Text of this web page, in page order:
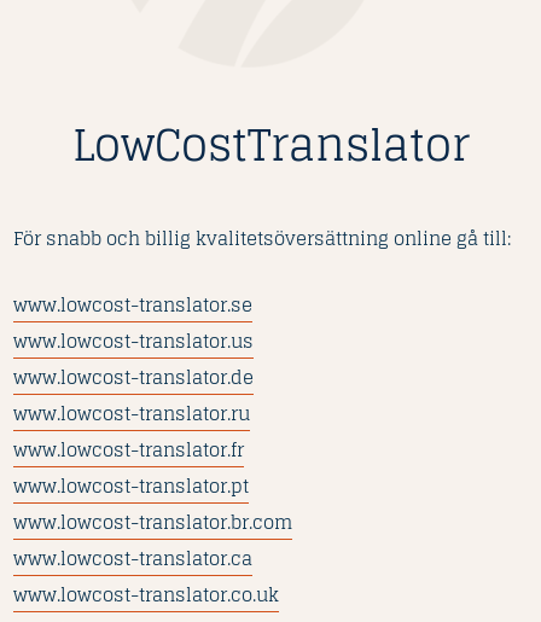
LowCostTranslator
För snabb och billig kvalitetsöversättning online gå till:
www.lowcost-translator.se
www.lowcost-translator.us
www.lowcost-translator.de
www.lowcost-translator.ru
www.lowcost-translator.fr
www.lowcost-translator.pt
www.lowcost-translator.br.com
www.lowcost-translator.ca
www.lowcost-translator.co.uk